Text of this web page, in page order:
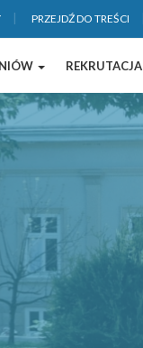
PRZEJDŹ DO TREŚCI
REKRUTACJA